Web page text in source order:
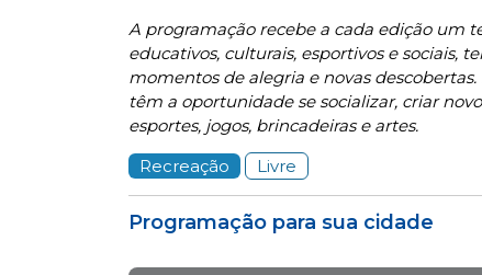
A programação recebe a cada edição um
educativos, culturais, esportivos e sociais,
momentos de alegria e novas
têm a oportunidade se socializar, criar
esportes, jogos, brincadeiras e artes.
Recreação
Livre
Programação para sua cidade